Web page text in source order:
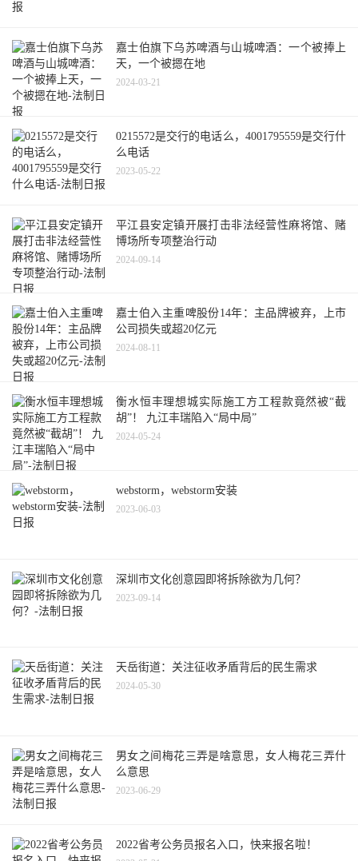
嘉士伯旗下乌苏啤酒与山城啤酒：一个被捧上
天，一个被摁在地
2024-03-21
0215572是交行的电话么，4001795559是交行什
么电话
2023-05-22
平江县安定镇开展打击非法经营性麻将馆、赌
博场所专项整治行动
2024-09-14
嘉士伯入主重啤股份14年：主品牌被弃，上市
公司损失或超20亿元
2024-08-11
衡水恒丰理想城实际施工方工程款竟然被“截
胡”！ 九江丰瑞陷入“局中局”
2024-05-24
webstorm，webstorm安装
2023-06-03
深圳市文化创意园即将拆除欲为几何？
2023-09-14
天岳街道：关注征收矛盾背后的民生需求
2024-05-30
男女之间梅花三弄是啥意思，女人梅花三弄什
么意思
2023-06-29
2022省考公务员报名入口，快来报名啦！